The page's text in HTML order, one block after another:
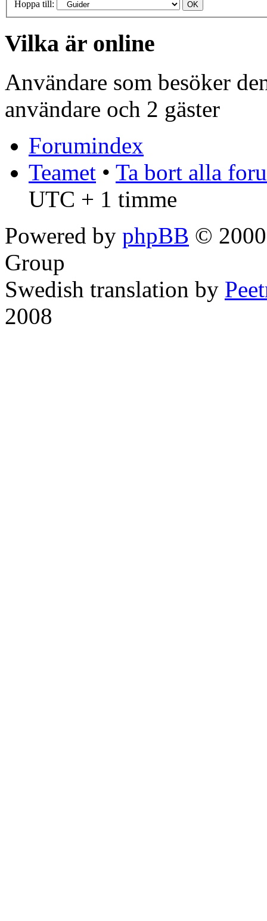
Hoppa till:
Vilka är online
Användare som besöker
användare och 2 gäster
Forumindex
Teamet • Ta bort alla
UTC + 1 timme
Powered by phpBB ©
Group
Swedish translation by
2008